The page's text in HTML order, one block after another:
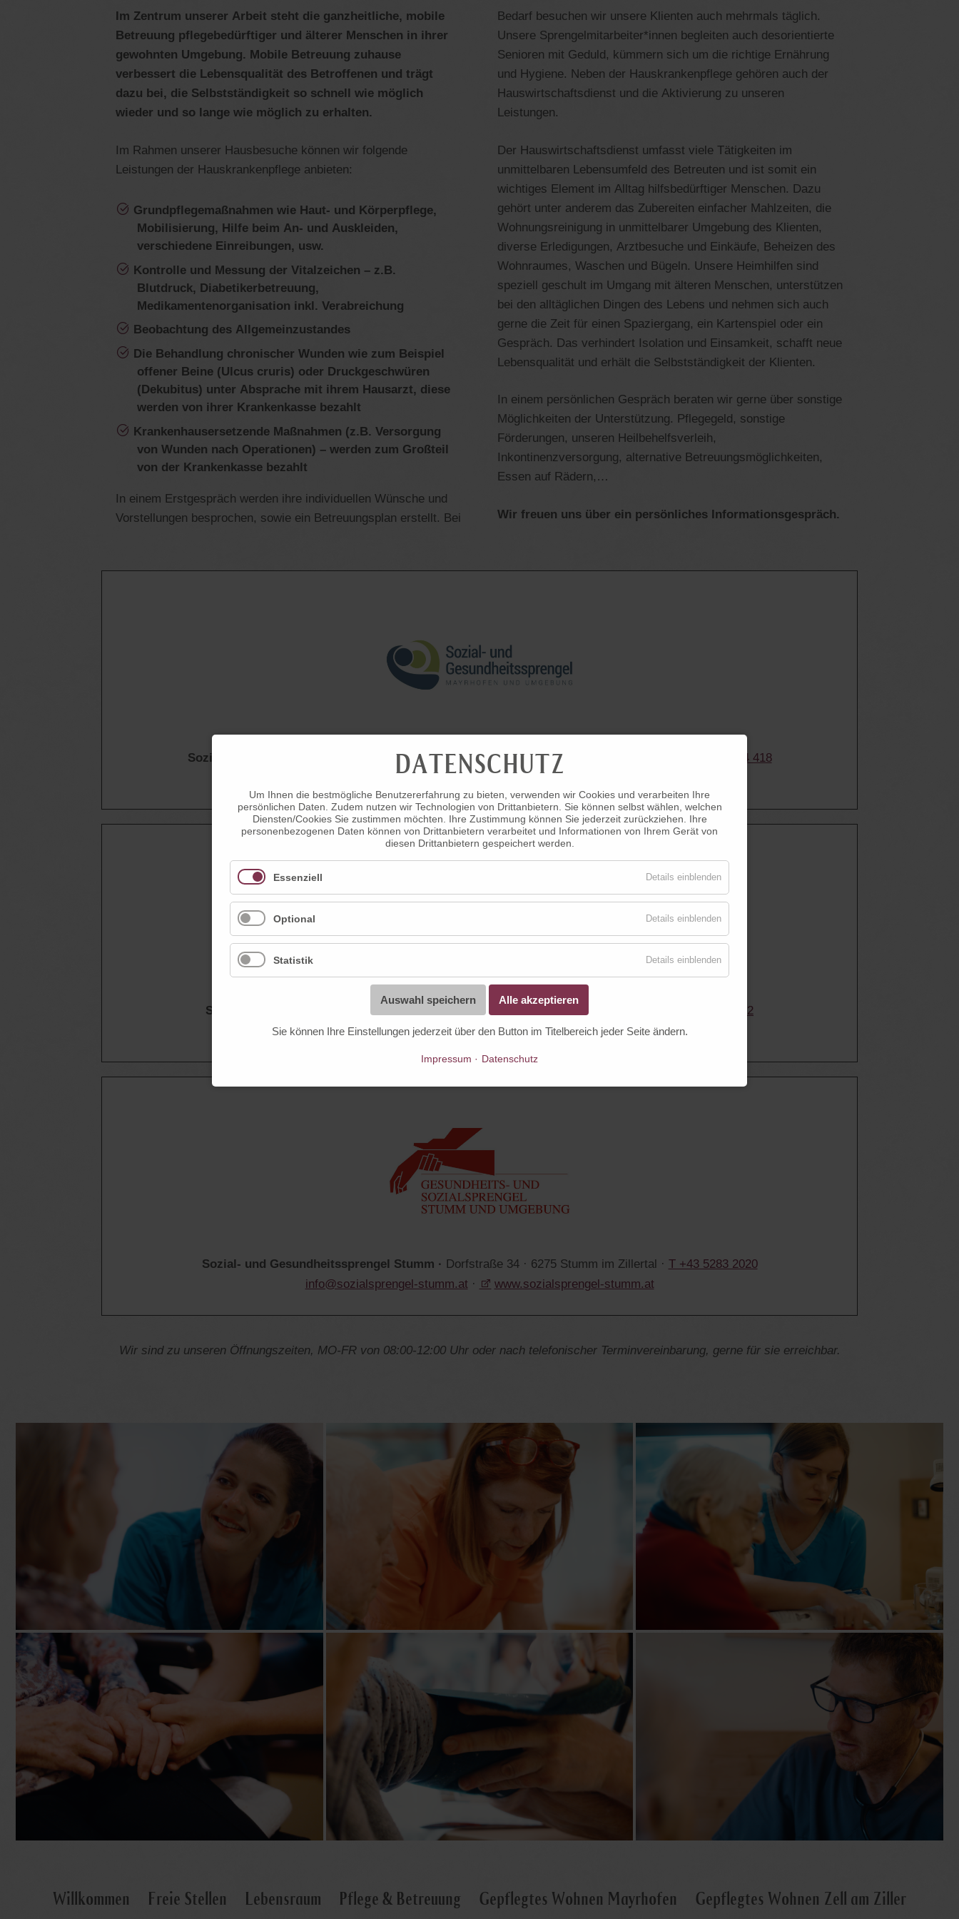
Im Zentrum unserer Arbeit steht die ganzheitliche, mobile
Betreuung pflegebedürftiger und älterer Menschen in ihrer
gewohnten Umgebung. Mobile Betreuung zuhause
verbessert die Lebensqualität des Betroffenen und trägt
dazu bei, die Selbstständigkeit so schnell wie möglich
wieder und so lange wie möglich zu erhalten.
Im Rahmen unserer Hausbesuche können wir folgende
Leistungen der Hauskrankenpflege anbieten:
Grundpflegemaßnahmen wie Haut- und Körperpflege,
Mobilisierung, Hilfe beim An- und Auskleiden,
verschiedene Einreibungen, usw.
Kontrolle und Messung der Vitalzeichen – z.B.
Blutdruck, Diabetikerbetreuung,
Medikamentenorganisation inkl. Verabreichung
Beobachtung des Allgemeinzustandes
Die Behandlung chronischer Wunden wie zum Beispiel
offener Beine (Ulcus cruris) oder Druckgeschwüren
(Dekubitus) unter Absprache mit ihrem Hausarzt, diese
werden von ihrer Krankenkasse bezahlt
Krankenhausersetzende Maßnahmen (z.B. Versorgung
von Wunden nach Operationen) – werden zum Großteil
von der Krankenkasse bezahlt
In einem Erstgespräch werden ihre individuellen Wünsche und
Vorstellungen besprochen, sowie ein Betreuungsplan erstellt. Bei
Bedarf besuchen wir unsere Klienten auch mehrmals täglich.
Unsere Sprengelmitarbeiter*innen begleiten auch desorientierte
Senioren mit Geduld, kümmern sich um die richtige Ernährung
und Hygiene. Neben der Hauskrankenpflege gehören auch der
Hauswirtschaftsdienst und die Aktivierung zu unseren
Leistungen.
Der Hauswirtschaftsdienst umfasst viele Tätigkeiten im
unmittelbaren Lebensumfeld des Betreuten und ist somit ein
wichtiges Element im Alltag hilfsbedürftiger Menschen. Dazu
gehört unter anderem das Zubereiten einfacher Mahlzeiten, die
Wohnungsreinigung in unmittelbarer Umgebung des Klienten,
diverse Erledigungen, Arztbesuche und Einkäufe, Beheizen des
Wohnraumes, Waschen und Bügeln. Unsere Heimhilfen sind
speziell geschult im Umgang mit älteren Menschen, unterstützen
bei den alltäglichen Dingen des Lebens und nehmen sich auch
gerne die Zeit für einen Spaziergang, ein Kartenspiel oder ein
Gespräch. Das verhindert Isolation und Einsamkeit, schafft neue
Lebensqualität und erhält die Selbstständigkeit der Klienten.
In einem persönlichen Gespräch beraten wir gerne über sonstige
Möglichkeiten der Unterstützung. Pflegegeld, sonstige
Förderungen, unseren Heilbehelfsverleih,
Inkontinenzversorgung, alternative Betreuungsmöglichkeiten,
Essen auf Rädern,…
Wir freuen uns über ein persönliches Informationsgespräch.
Sozial- und Gesundheitssprengel Mayrhofen ·Einfahrt Mitte 427 · 6290 Mayrhofen ·
T +43 5285 63304 418
sozialsprengel@mayrhofen.tirol.gv.at · www.sozialsprengel-mayrhofen.at
Sozial- und Gesundheitssprengel Zell am Ziller · Unterdorf 2 · 6280 Zell am Ziller ·
T +43 5282 2222
sozialsprengel@gemeinde-zell.at· www.sozialsprengel-zell.at
Sozial- und Gesundheitssprengel Stumm · Dorfstraße 34 · 6275 Stumm im Zillertal · T +43 5283 2020
info@sozialsprengel-stumm.at · www.sozialsprengel-stumm.at
Wir sind zu unseren Öffnungszeiten, MO-FR von 08:00-12:00 Uhr oder nach telefonischer Terminvereinbarung, gerne für sie erreichbar.
Willkommen Freie Stellen Lebensraum Pflege & Betreuung Gepflegtes Wohnen Mayrhofen Gepflegtes Wohnen Zell am Ziller
DATENSCHUTZ
Um Ihnen die bestmögliche Benutzererfahrung zu bieten, verwenden wir Cookies und verarbeiten Ihre
persönlichen Daten. Zudem nutzen wir Technologien von Drittanbietern. Sie können selbst wählen, welchen
Diensten/Cookies Sie zustimmen möchten. Ihre Zustimmung können Sie jederzeit zurückziehen. Ihre
personenbezogenen Daten können von Drittanbietern verarbeitet und Informationen von Ihrem Gerät von
diesen Drittanbietern gespeichert werden.
Essenziell Details einblenden
Optional Details einblenden
Statistik Details einblenden
Auswahl speichern Alle akzeptieren
Sie können Ihre Einstellungen jederzeit über den Button im Titelbereich jeder Seite ändern.
Impressum Datenschutz